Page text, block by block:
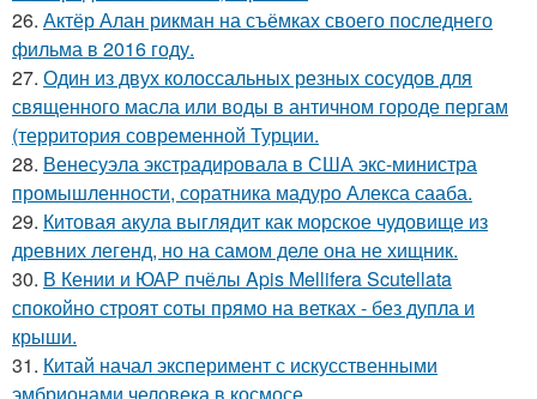
26. Актёр Алан рикман на съёмках своего последнего
фильма в 2016 году.
27. Один из двух колоссальных резных сосудов для
священного масла или воды в античном городе пергам
(территория современной Турции.
28. Венесуэла экстрадировала в США экс-министра
промышленности, соратника мадуро Алекса сааба.
29. Китовая акула выглядит как морское чудовище из
древних легенд, но на самом деле она не хищник.
30. В Кении и ЮАР пчёлы Apis Mellifera Scutellata
спокойно строят соты прямо на ветках - без дупла и
крыши.
31. Китай начал эксперимент с искусственными